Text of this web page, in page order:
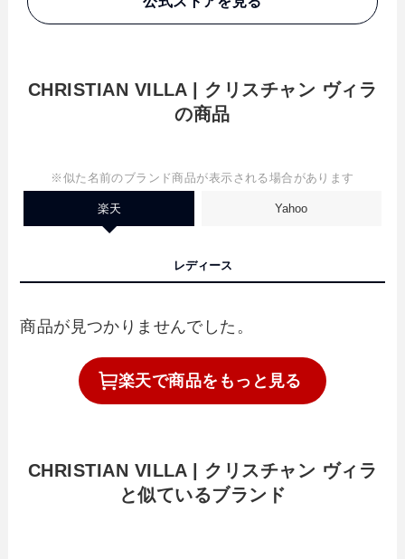
CHRISTIAN VILLA | クリスチャン ヴィラ
の商品
※似た名前のブランド商品が表示される場合があります
楽天 Yahoo
レディース
商品が見つかりませんでした。
楽天で商品を もっと見る
CHRISTIAN VILLA | クリスチャン ヴィラ
と似ているブランド